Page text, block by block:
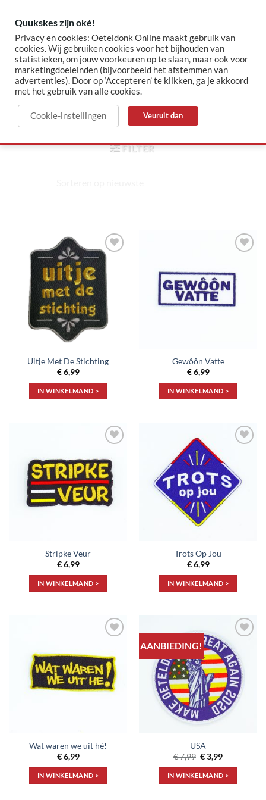
content
✓ Sinds 2015 jouw Oeteldonk-shop ✓ Veilig betalen via Mollie
vrienden
HOME / PRODUCTEN GETAGGED “VRIENDEN”
FILTER
Toevoegen
aan
verlanglijst
Uitje Met De Stichting
€6,99
IN WINKELMAND >
verlanglijst
Gewôôn Vatte
€6,99
IN WINKELMAND >
aan
verlanglijst
Stripke Veur
€6,99
IN WINKELMAND >
verlanglijst
Trots Op Jou
€6,99
IN WINKELMAND >
verlanglijst
Wat waren we uit hè!
€6,99
IN WINKELMAND >
AANBIEDING!
Toevoegen
aan
verlanglijst
USA
€7,99 Oorspronkelijke
prijs
was:
€ 7,99.
€3,99Huidige
is:
€ 3,99.
IN WINKELMAND >
Quukskes zijn oké!
Privacy en cookies: Oeteldonk Online maakt gebruik van
cookies. Wij gebruiken cookies voor het bijhouden van
statistieken, om jouw voorkeuren op te slaan, maar ook voor
marketingdoeleinden (bijvoorbeeld het afstemmen van
advertenties). Door op ‘Accepteren’ te klikken, ga je akkoord
met het gebruik van alle cookies.
Cookie-instellingen Veuruit dan